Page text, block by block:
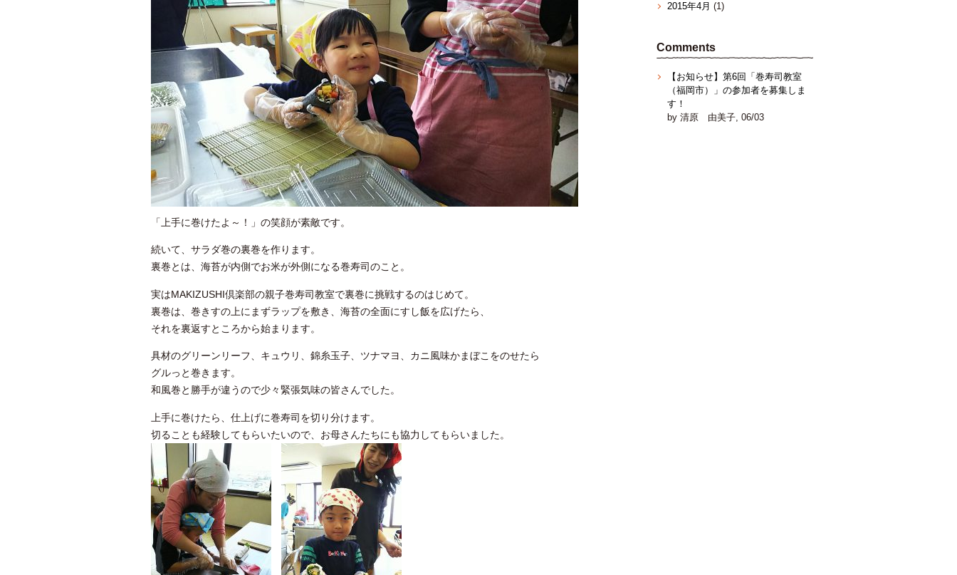
「上手に巻けたよ～！」の笑顔が素敵です。
続いて、サラダ巻の裏巻を作ります。
裏巻とは、海苔が内側でお米が外側になる巻寿司のこと。
実はMAKIZUSHI倶楽部の親子巻寿司教室で裏巻に挑戦するのはじめて。
裏巻は、巻きすの上にまずラップを敷き、海苔の全面にすし飯を広げたら、
それを裏返すところから始まります。
具材のグリーンリーフ、キュウリ、錦糸玉子、ツナマヨ、カニ風味かまぼこをのせたら
グルっと巻きます。
和風巻と勝手が違うので少々緊張気味の皆さんでした。
上手に巻けたら、仕上げに巻寿司を切り分けます。
切ることも経験してもらいたいので、お母さんたちにも協力してもらいました。
2015年4月 (1)
Comments
【お知らせ】第6回「巻寿司教室
（福岡市）」の参加者を募集しま
す！
by 清原 由美子, 06/03